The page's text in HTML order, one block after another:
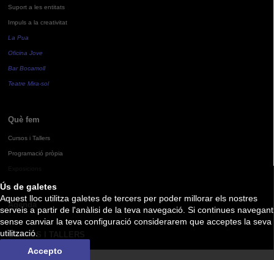
Ús de galetes
Aquest lloc utilitza galetes de tercers per poder millorar els nostres
serveis a partir de l'anàlisi de la teva navegació. Si continues navegant
sense canviar la teva configuració considerarem que acceptes la seva
utilització.
Accepto
Suport a les entitats
Impuls a la creativitat
La Pua
Oficina Jove
Bar Bocamoll
Teatre Mira-sol
Què fem
Cursos i Tallers
Programació pròpia
Agenda
CURSOS I TALLERS